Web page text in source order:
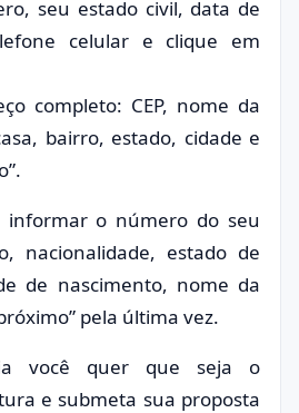
seu estado civil, data de
celular e clique em
completo: CEP, nome da
bairro, estado, cidade e
informar o número do seu
nacionalidade, estado de
de nascimento, nome da
pela última vez.
você quer que seja o
e submeta sua proposta